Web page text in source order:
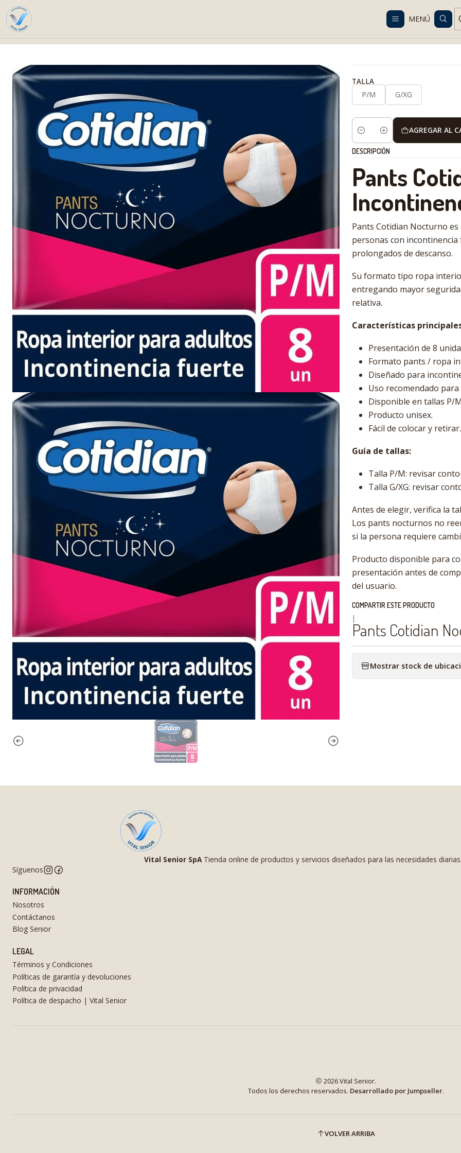
MENÚ
Despacho gratis en RM desde $100.000. Revisa las condiciones.
Pants
TALLA
P/M
G/XG
Cantidad
AGREGAR AL
DESCRIPCIÓN
Pants
Pants Cotidian Nocturno
personas con
prolongados de descanso.
Su formato tipo ropa
entregando mayor
relativa.
Características
Presentación de 8
Formato pants / ropa
Diseñado para
Uso recomendado
Disponible en tallas P/
Producto unisex.
Fácil de colocar y retirar.
Guía de tallas:
Talla P/M: revisar
Talla G/XG: revisar
Antes de elegir, verifica la
Los pants nocturnos no
si la persona requiere
Producto disponible para
presentación antes de
del usuario.
COMPARTIR ESTE PRODUCTO
|
Pants Cotidian
Mostrar stock de
Vital Senior SpATienda online de productos y servicios diseñados para las necesidades
Síguenos
INFORMACIÓN
Nosotros
Contáctanos
Blog Senior
LEGAL
Términos y Condiciones
Políticas de garantía y devoluciones
Política de privacidad
Política de despacho | Vital Senior
2026 Vital Senior.
Todos los derechos reservados. Desarrollado por Jumpseller.
VOLVER ARRIBA